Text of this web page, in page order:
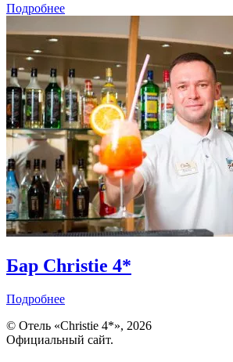
Подробнее
Бар Christie 4*
Подробнее
© Отель «Christie 4*», 2026
Официальный сайт.